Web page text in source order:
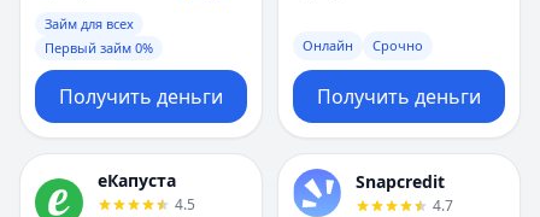
Займ для всех
Первый займ 0%
Получить деньги
Онлайн Срочно
Получить деньги
еКапуста
4.5
Snapcredit
4.7